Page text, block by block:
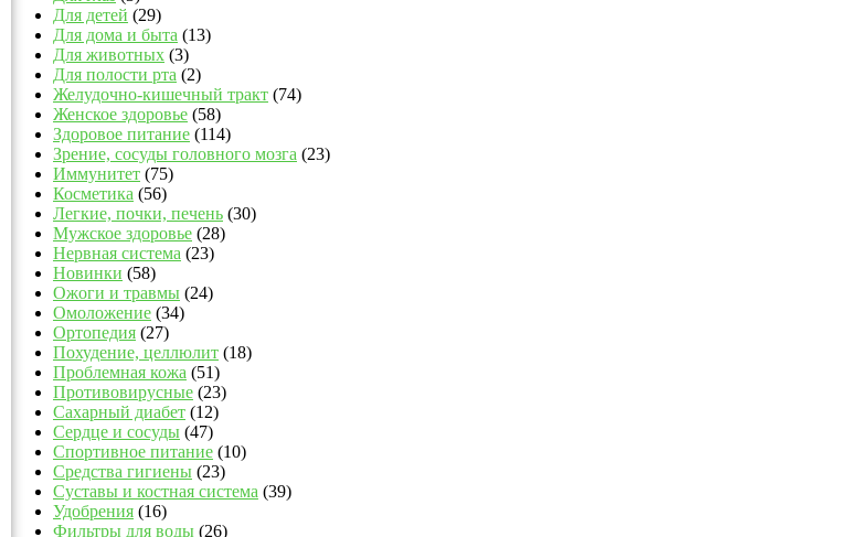
Для детей (29)
Для дома и быта (13)
Для животных (3)
Для полости рта (2)
Желудочно-кишечный тракт (74)
Женское здоровье (58)
Здоровое питание (114)
Зрение, сосуды головного мозга (23)
Иммунитет (75)
Косметика (56)
Легкие, почки, печень (30)
Мужское здоровье (28)
Нервная система (23)
Новинки (58)
Ожоги и травмы (24)
Омоложение (34)
Ортопедия (27)
Похудение, целлюлит (18)
Проблемная кожа (51)
Противовирусные (23)
Сахарный диабет (12)
Сердце и сосуды (47)
Спортивное питание (10)
Средства гигиены (23)
Суставы и костная система (39)
Удобрения (16)
Фильтры для воды (26)